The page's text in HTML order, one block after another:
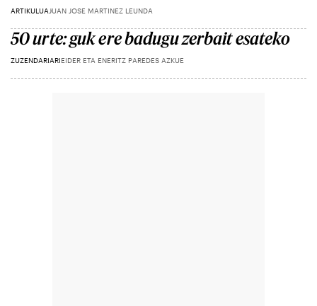
ARTIKULUA JUAN JOSE MARTINEZ LEUNDA
50 urte: guk ere badugu zerbait esateko
ZUZENDARIARIEIDER ETA ENERITZ PAREDES AZKUE